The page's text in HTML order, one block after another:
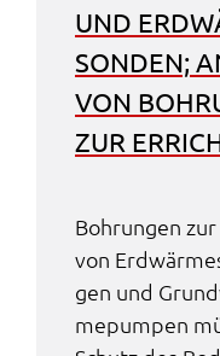
UND
SON­DEN;
VON
ZUR
Bohrun­gen
von
gen und
me­pum­pen